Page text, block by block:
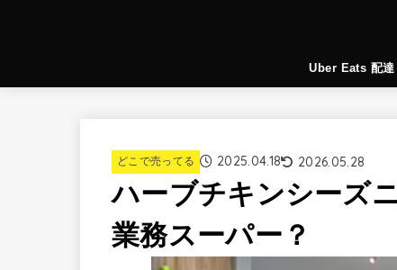
Uber Eats 配達
どこで売ってる 2025.04.18 2026.05.28
ハーブチキンシーズ
業務スーパー？